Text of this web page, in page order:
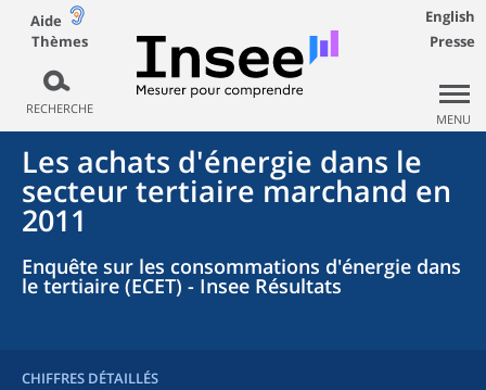
Aide
Thèmes
RECHERCHE
English
Presse
MENU
Les achats d'énergie dans le
secteur tertiaire marchand en
2011
Enquête sur les consommations d'énergie dans
le tertiaire (ECET) - Insee Résultats
CHIFFRES DÉTAILLÉS